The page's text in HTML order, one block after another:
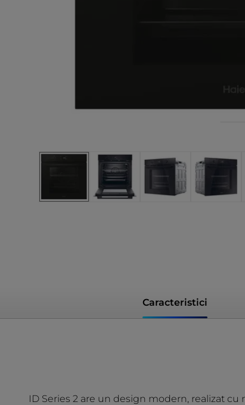
Caracteristici
ID Series 2 are un design modern, realizat